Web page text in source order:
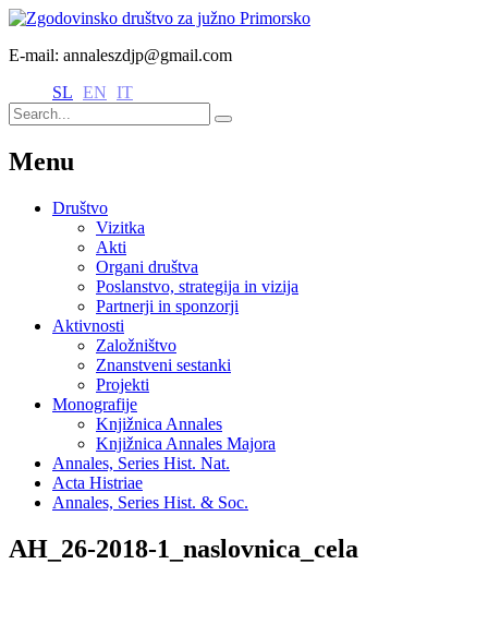
E-mail: annaleszdjp@gmail.com
SL EN IT
Menu
Društvo
Vizitka
Akti
Organi društva
Poslanstvo, strategija in vizija
Partnerji in sponzorji
Aktivnosti
Založništvo
Znanstveni sestanki
Projekti
Monografije
Knjižnica Annales
Knjižnica Annales Majora
Annales, Series Hist. Nat.
Acta Histriae
Annales, Series Hist. & Soc.
AH_26-2018-1_naslovnica_cela